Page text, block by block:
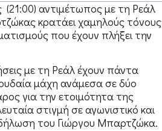
(21:00) αντιμέτωπος με τη Ρεάλ
κρατάει χαμηλούς τόνους
που έχουν πλήξει την
με τη Ρεάλ έχουν πάντα
μάχη ανάμεσα σε δύο
για την ετοιμότητα της
στιγμή σε αγωνιστικό και
του Γιώργου Μπαρτζώκα.